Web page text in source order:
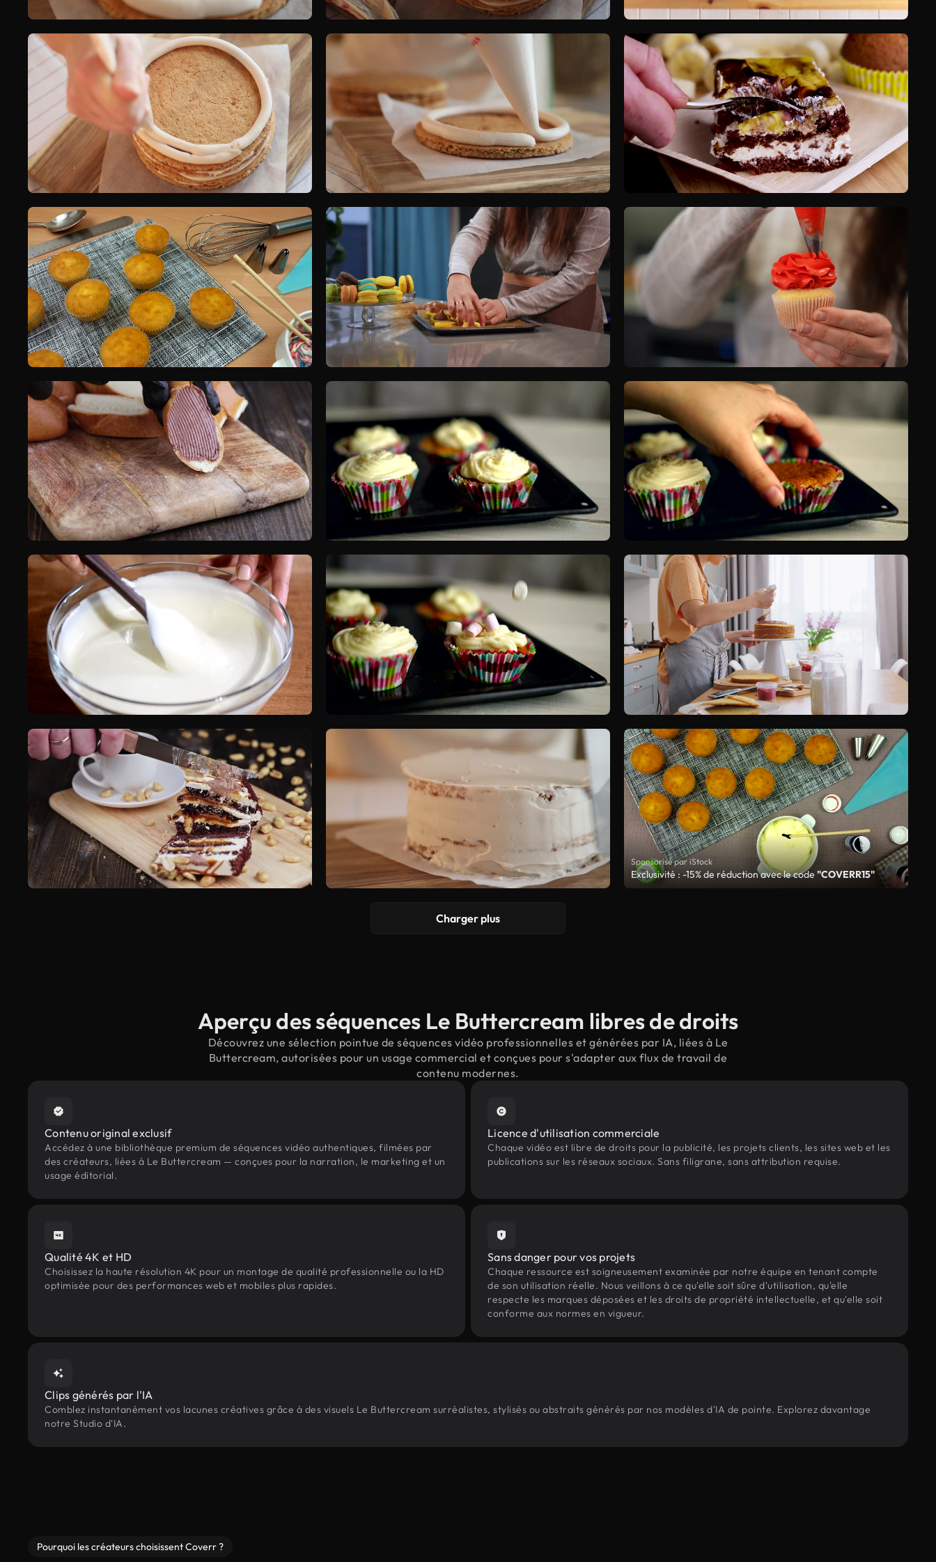
Sponsorisé par iStock
Exclusivité : -15% de réduction avec le code "COVERR15"
Charger plus
Aperçu des séquences Le Buttercream libres de droits
Découvrez une sélection pointue de séquences vidéo professionnelles et générées par IA, liées à Le
Buttercream, autorisées pour un usage commercial et conçues pour s'adapter aux flux de travail de
contenu modernes.
Contenu original exclusif
Accédez à une bibliothèque premium de séquences vidéo authentiques, filmées par
des créateurs, liées à Le Buttercream — conçues pour la narration, le marketing et un
usage éditorial.
Licence d'utilisation commerciale
Chaque vidéo est libre de droits pour la publicité, les projets clients, les sites web et les
publications sur les réseaux sociaux. Sans filigrane, sans attribution requise.
Qualité 4K et HD
Choisissez la haute résolution 4K pour un montage de qualité professionnelle ou la HD
optimisée pour des performances web et mobiles plus rapides.
Sans danger pour vos projets
Chaque ressource est soigneusement examinée par notre équipe en tenant compte
de son utilisation réelle. Nous veillons à ce qu'elle soit sûre d'utilisation, qu'elle
respecte les marques déposées et les droits de propriété intellectuelle, et qu'elle soit
conforme aux normes en vigueur.
Clips générés par l'IA
Comblez instantanément vos lacunes créatives grâce à des visuels Le Buttercream surréalistes, stylisés ou abstraits générés par nos modèles d'IA de pointe. Explorez davantage
notre Studio d'IA.
Pourquoi les créateurs choisissent Coverr ?